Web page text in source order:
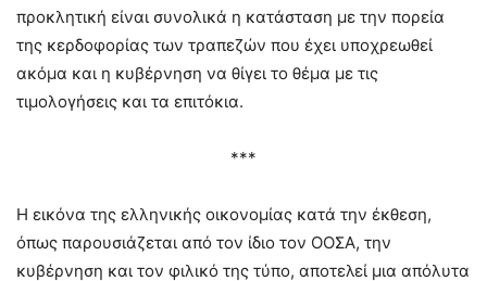
προκλητική είναι συνολικά η κατάσταση με την πορεία
της κερδοφορίας των τραπεζών που έχει υποχρεωθεί
ακόμα και η κυβέρνηση να θίγει το θέμα με τις
τιμολογήσεις και τα επιτόκια.
***
Η εικόνα της ελληνικής οικονομίας κατά την έκθεση,
όπως παρουσιάζεται από τον ίδιο τον ΟΟΣΑ, την
κυβέρνηση και τον φιλικό της τύπο, αποτελεί μια απόλυτα